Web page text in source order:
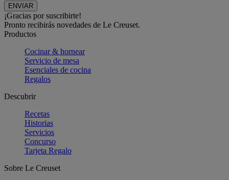
¡Gracias por suscribirte!
Pronto recibirás novedades de Le Creuset.
Productos
Cocinar & hornear
Servicio de mesa
Esenciales de cocina
Regalos
Descubrir
Recetas
Historias
Servicios
Concurso
Tarjeta Regalo
Sobre Le Creuset